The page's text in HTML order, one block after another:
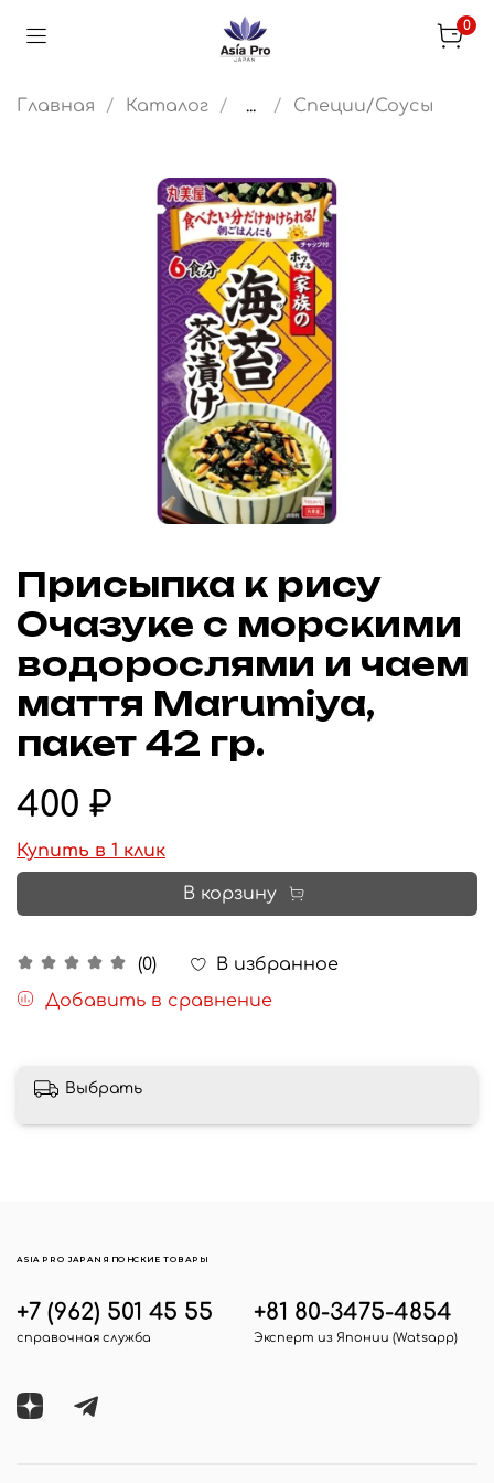
0
Главная Каталог ... Специи/Соусы
Присыпка к рису
Очазуке с морскими
водорослями и чаем
маття Marumiya,
пакет 42 гр.
(0)
В избранное
Добавить в сравнение
400 ₽
Купить в 1 клик
В корзину
Выбрать
+7 (962) 501 45 55
справочная служба
+81 80-3475-4854
Эксперт из Японии (Watsapp)
ASIA PRO JAPAN ЯПОНСКИЕ ТОВАРЫ